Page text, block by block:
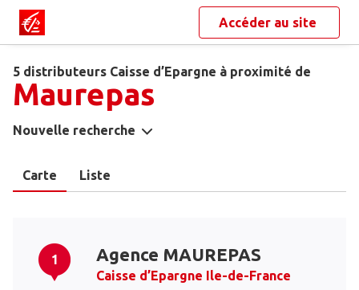
Accéder au site
5 distributeurs Caisse d’Epargne à proximité de
Maurepas
Nouvelle recherche
Carte Liste
1 Agence MAUREPAS
Caisse d’Epargne Ile-de-France